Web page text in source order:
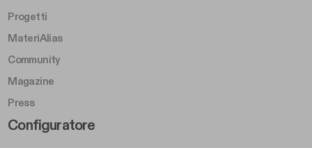
Progetti
MateriAlias
Community
Magazine
Press
Footer Right Middle B
Configuratore